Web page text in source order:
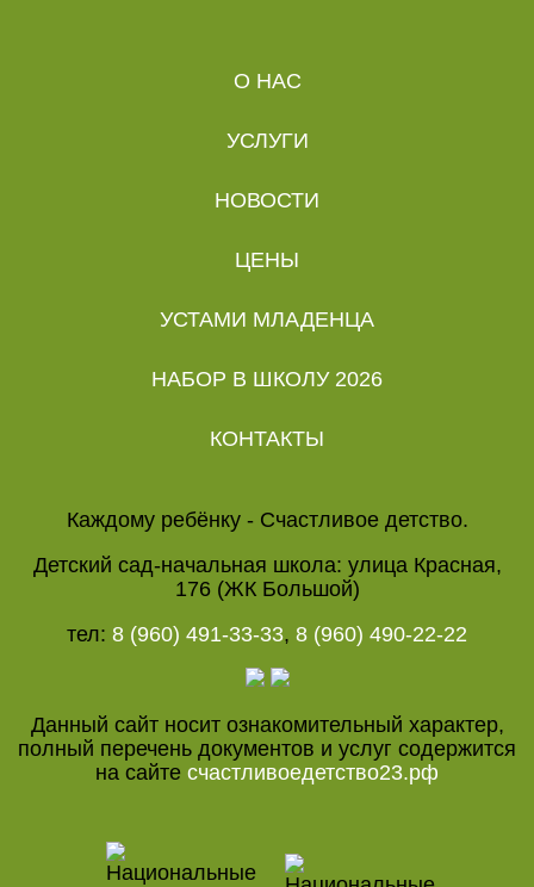
О НАС
УСЛУГИ
НОВОСТИ
ЦЕНЫ
УСТАМИ МЛАДЕНЦА
НАБОР В ШКОЛУ 2026
КОНТАКТЫ
Каждому ребёнку - Счастливое детство.
Детский сад-начальная школа: улица Красная,
176 (ЖК Большой)
тел: 8 (960) 491-33-33, 8 (960) 490-22-22
Данный сайт носит ознакомительный характер,
полный перечень документов и услуг содержится
на сайте счастливоедетство23.рф